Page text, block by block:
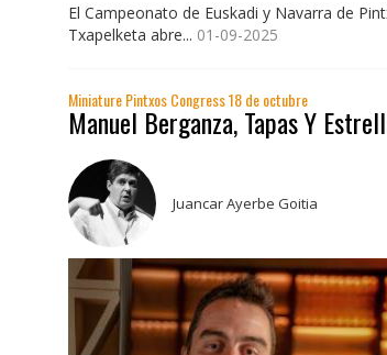
El Campeonato de Euskadi y Navarra de
Txapelketa abre... 01-09-2025
Miniature Pintxos Congress 18 de octubre
Manuel Berganza, Tapas Y
Juancar Ayerbe Goitia